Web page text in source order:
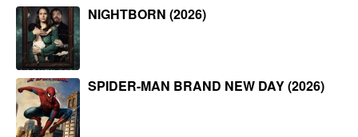
NIGHTBORN (2026)
SPIDER-MAN BRAND NEW DAY (2026)